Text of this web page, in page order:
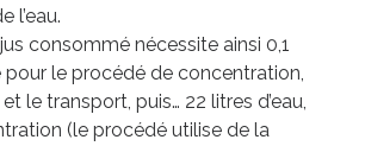
l’eau.
consommé nécessite ainsi 0,1
le procédé de concentration,
le transport, puis… 22 litres d’eau,
(le procédé utilise de la